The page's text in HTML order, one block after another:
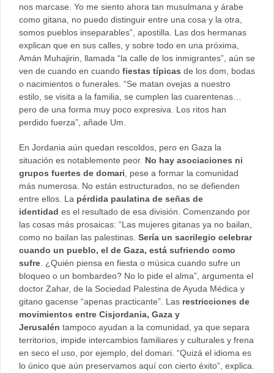
nos marcase. Yo me siento ahora tan musulmana y árabe
como gitana, no puedo distinguir entre una cosa y la otra,
somos pueblos inseparables”, apostilla. Las dos hermanas
explican que en sus calles, y sobre todo en una próxima,
Amán Muhajirin, llamada “la calle de los inmigrantes”, aún se
ven de cuando en cuando fiestas típicas de los dom, bodas
o nacimientos o funerales. “Se matan ovejas a nuestro
estilo, se visita a la familia, se cumplen las cuarentenas…
pero de una forma muy poco expresiva. Los ritos han
perdido fuerza”, añade Um.
En Jordania aún quedan rescoldos, pero en Gaza la
situación es notablemente peor. No hay asociaciones ni
grupos fuertes de domari , pese a formar la comunidad
más numerosa. No están estructurados, no se defienden
entre ellos. La pérdida paulatina de señas de
identidad es el resultado de esa división. Comenzando por
las cosas más prosaicas: “Las mujeres gitanas ya no bailan,
como no bailan las palestinas. Sería un sacrilegio celebrar
cuando un pueblo, el de Gaza, está sufriendo como
sufre . ¿Quién piensa en fiesta o música cuando sufre un
bloqueo o un bombardeo? No lo pide el alma”, argumenta el
doctor Zahar, de la Sociedad Palestina de Ayuda Médica y
gitano gacense “apenas practicante”. Las restricciones de
movimientos entre Cisjordania, Gaza y
Jerusalén tampoco ayudan a la comunidad, ya que separa
territorios, impide intercambios familiares y culturales y frena
en seco el uso, por ejemplo, del domari. “Quizá el idioma es
lo único que aún preservamos aquí con cierto éxito”, explica.